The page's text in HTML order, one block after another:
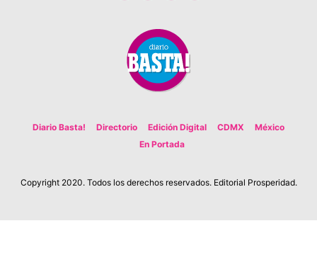
Diario Basta! Directorio Edición Digital CDMX
México
En Portada
Copyright 2020. Todos los derechos reservados. Editorial Prosperidad.